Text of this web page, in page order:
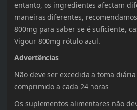
entanto, os ingredientes afectam
maneiras diferentes,
800mg para saber se é suficiente,
Vigour 800mg rótulo azul.
Advertências
Não deve ser excedida a toma
comprimido a cada 24 horas
Os suplementos alimentares não